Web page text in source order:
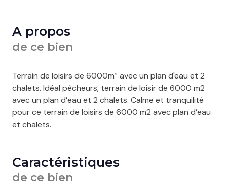
A propos
de ce bien
Terrain de loisirs de 6000m² avec un plan d'eau et 2
chalets. Idéal pêcheurs, terrain de loisir de 6000 m2
avec un plan d’eau et 2 chalets. Calme et tranquilité
pour ce terrain de loisirs de 6000 m2 avec plan d’eau
et chalets.
Caractéristiques
de ce bien